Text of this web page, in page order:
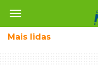
menu
Mais lidas